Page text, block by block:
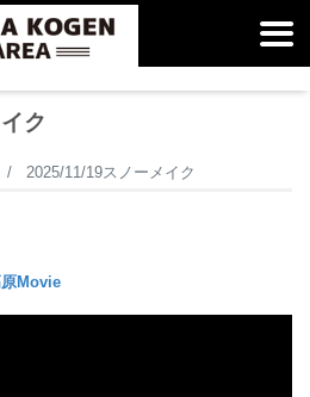
ク
2025/11/19スノーメイク
Movie